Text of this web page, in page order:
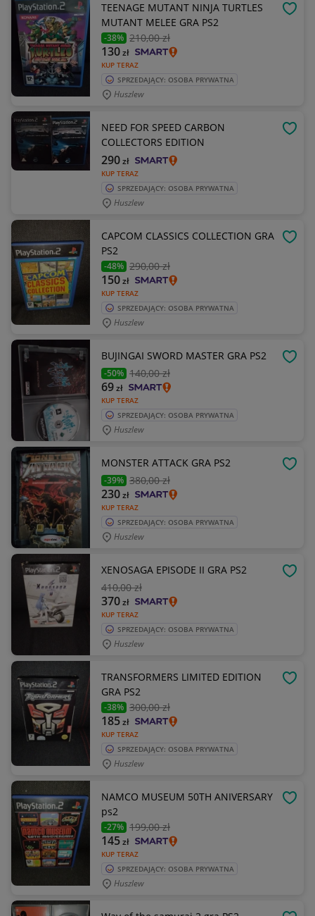
TEENAGE MUTANT NINJA TURTLES
MUTANT MELEE GRA PS2
-38% 210,00 zł
KUP TERAZ
130zł
SPRZEDAJĄCY: OSOBA PRYWATNA
Huszlew
NEED FOR SPEED CARBON
COLLECTORS EDITION
KUP TERAZ
290zł
SPRZEDAJĄCY: OSOBA PRYWATNA
Huszlew
CAPCOM CLASSICS COLLECTION GRA
PS2
-48% 290,00 zł
KUP TERAZ
150zł
SPRZEDAJĄCY: OSOBA PRYWATNA
Huszlew
BUJINGAI SWORD MASTER GRA PS2
-50% 140,00 zł
KUP TERAZ
69zł
SPRZEDAJĄCY: OSOBA PRYWATNA
Huszlew
MONSTER ATTACK GRA PS2
-39% 380,00 zł
KUP TERAZ
230zł
SPRZEDAJĄCY: OSOBA PRYWATNA
Huszlew
XENOSAGA EPISODE II GRA PS2
410,00 zł
KUP TERAZ
370zł
SPRZEDAJĄCY: OSOBA PRYWATNA
Huszlew
TRANSFORMERS LIMITED EDITION
GRA PS2
-38% 300,00 zł
KUP TERAZ
185zł
SPRZEDAJĄCY: OSOBA PRYWATNA
Huszlew
NAMCO MUSEUM 50TH ANIVERSARY
ps2
-27% 199,00 zł
KUP TERAZ
145zł
SPRZEDAJĄCY: OSOBA PRYWATNA
Huszlew